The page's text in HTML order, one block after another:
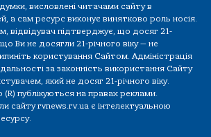
висловлені читачами сайту в
а сам ресурс виконує винятково роль носія.
відвідувач підтверджує, що досяг 21-
Ви не досягли 21-річного віку — не
користування Сайтом. Адміністрація
за законність використання Сайту
який не досяг 21-річного віку.
публікуються на правах реклами.
сайту rvnews.rv.ua є інтелектуальною